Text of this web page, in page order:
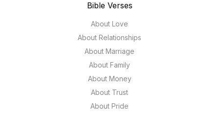
Bible Verses
About Love
About Relationships
About Marriage
About Family
About Money
About Trust
About Pride